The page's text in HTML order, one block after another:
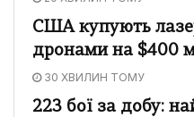
США купують
дронами на $400
30 ХВИЛИН ТОМУ
223 бої за добу: